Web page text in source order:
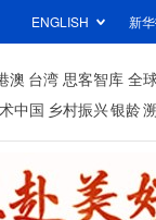
ENGLISH 新
澳 台湾 思客智库 全
中国 乡村振兴银龄